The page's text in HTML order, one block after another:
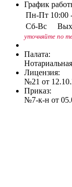
График
Пн-Пт 10:00
Сб-Вс
уточняйте по
Палата:
Лицензия:
№21 от
Приказ:
№7-к-н от